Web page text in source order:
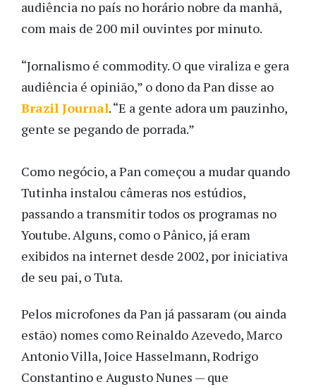
audiência no país no horário nobre da manhã,
com mais de 200 mil ouvintes por minuto.
“Jornalismo é commodity. O que viraliza e gera
audiência é opinião,” o dono da Pan disse ao
Brazil Journal. “E a gente adora um pauzinho,
gente se pegando de porrada.”
Como negócio, a Pan começou a mudar quando
Tutinha instalou câmeras nos estúdios,
passando a transmitir todos os programas no
Youtube. Alguns, como o Pânico, já eram
exibidos na internet desde 2002, por iniciativa
de seu pai, o Tuta.
Pelos microfones da Pan já passaram (ou ainda
estão) nomes como Reinaldo Azevedo, Marco
Antonio Villa, Joice Hasselmann, Rodrigo
Constantino e Augusto Nunes — que